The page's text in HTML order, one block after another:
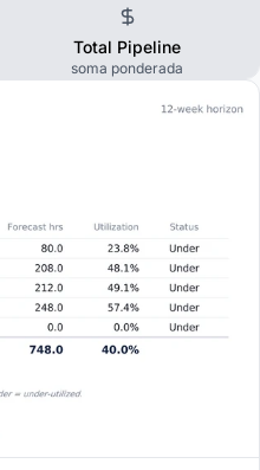
Total Pipeline
soma ponderada